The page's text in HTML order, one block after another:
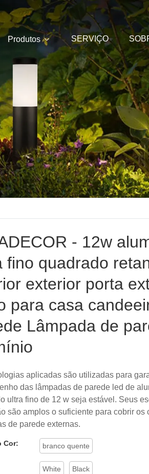
Produtos SERVIÇO
- 12w
fino quadrado
exterior porta
para casa
Lâmpada de
aplicadas são utilizadas para
das lâmpadas de parede led de
ultra fino de 12 w seja estável. Seus
são amplos o suficiente para cobrir os
de parede externas.
Cor: branco quente
White Black